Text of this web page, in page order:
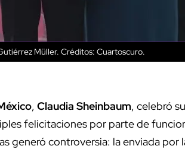
Müller. Créditos: Cuartoscuro.
, Claudia Sheinbaum, celebró su
felicitaciones por parte de
generó controversia: la enviada por